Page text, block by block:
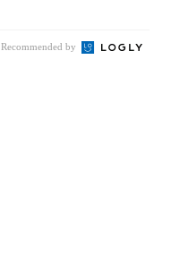
Recommended by